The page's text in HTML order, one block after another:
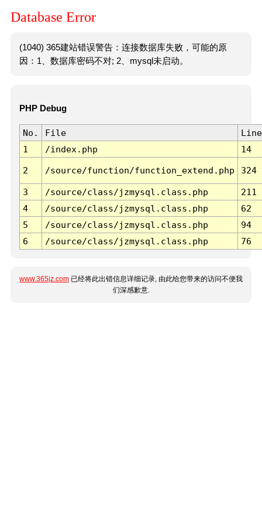
Database Error
(1040) 365建站错误警告：连接数据库失败，可能的原
因：1、数据库密码不对; 2、mysql未启动。
PHP Debug
No. File
Line
1
/index.php 14
2 /source/function/function_extend.php 324
3 /source/class/jzmysql.class.php
211
4
/source/class/jzmysql.class.php
62
5
/source/class/jzmysql.class.php
94
6
/source/class/jzmysql.class.php 76
www.365jz.com 已经将此出错信息详细记录, 由此给您带来的访问不便我
们深感歉意.